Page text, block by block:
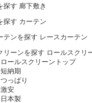
廊下敷き
カーテン
レースカーテン
ロールスクリ
ロールスクリーントップ
短納期
つっぱり
激安
日本製